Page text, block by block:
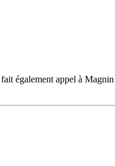
également appel à